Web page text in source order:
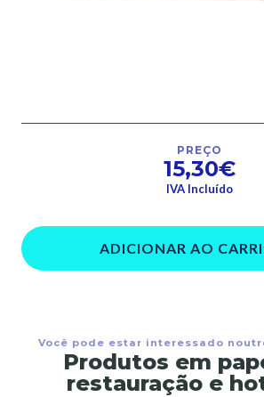
PREÇO
15,30€
IVA Incluído
ADICIONAR AO
Você pode estar interessado
Produtos em
restauração e